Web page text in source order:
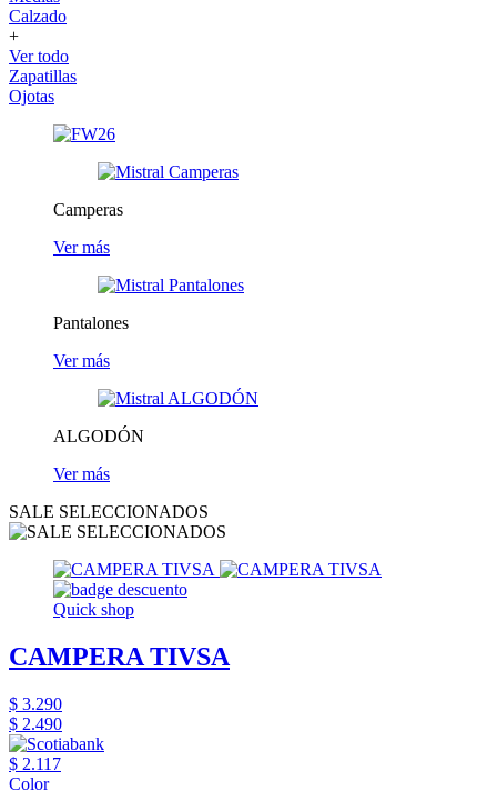
Calzado
+
Ver todo
Zapatillas
Ojotas
Camperas
Ver más
Pantalones
Ver más
ALGODÓN
Ver más
SALE SELECCIONADOS
Quick shop
CAMPERA TIVSA
$ 3.290
$ 2.490
$ 2.117
Color